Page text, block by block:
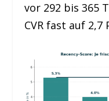
vor 292 bis 365
CVR fast auf 2,7